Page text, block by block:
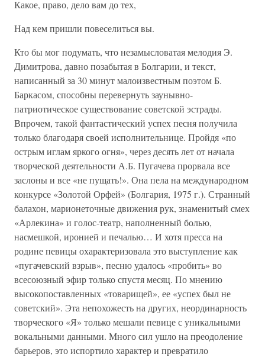
Какое, право, дело вам до тех,
Над кем пришли повеселиться вы.
Кто бы мог подумать, что незамысловатая мелодия Э.
Димитрова, давно позабытая в Болгарии, и текст,
написанный за 30 минут малоизвестным поэтом Б.
Баркасом, способны перевернуть заунывно-
патриотическое существование советской эстрады.
Впрочем, такой фантастический успех песня получила
только благодаря своей исполнительнице. Пройдя «по
острым иглам яркого огня», через десять лет от начала
творческой деятельности А.Б. Пугачева прорвала все
заслоны и все «не пущать!». Она пела на международном
конкурсе «Золотой Орфей» (Болгария, 1975 г.). Странный
балахон, марионеточные движения рук, знаменитый смех
«Арлекина» и голос-театр, наполненный болью,
насмешкой, иронией и печалью… И хотя пресса на
родине певицы охарактеризовала это выступление как
«пугачевский взрыв», песню удалось «пробить» во
всесоюзный эфир только спустя месяц. По мнению
высокопоставленных «товарищей», ее «успех был не
советский». Эта непохожесть на других, неординарность
творческого «Я» только мешали певице с уникальными
вокальными данными. Много сил ушло на преодоление
барьеров, это испортило характер и превратило